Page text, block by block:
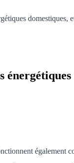
également